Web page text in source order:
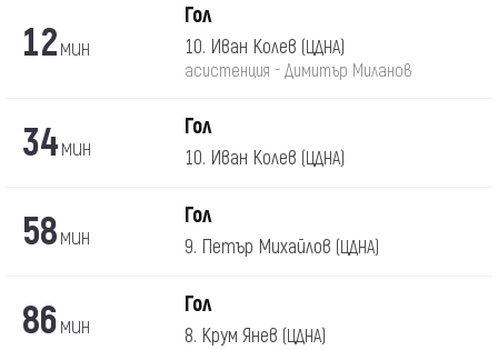
12мин
Гол
10. Иван Колев (ЦДНА)
асистенция - Димитър Миланов
34мин
Гол
10. Иван Колев (ЦДНА)
58мин
Гол
9. Петър Михайлов (ЦДНА)
86мин
Гол
8. Крум Янев (ЦДНА)